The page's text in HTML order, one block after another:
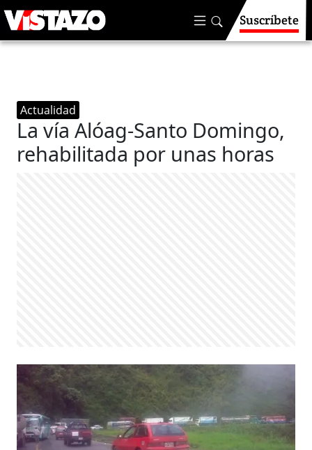
Suscríbete
Actualidad
La vía Alóag-Santo Domingo,
rehabilitada por unas horas